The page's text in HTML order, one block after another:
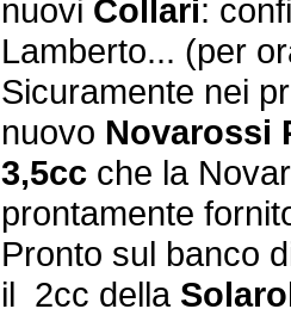
nuovi Collari:
Lamberto... (per
Sicuramente nei
nuovo Novarossi
3,5cc che la
prontamente
Pronto sul banco
il 2cc della